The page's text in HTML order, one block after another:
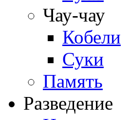
Чау-чау
Кобели
Суки
Память
Разведение